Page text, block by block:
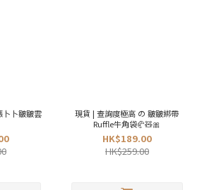
卜卜皺皺雲
現貨 | 查詢度極高 の 皺皺綁帶
Ruffle牛角袋🥐🧸🎀
HK$189.00
HK$259.00